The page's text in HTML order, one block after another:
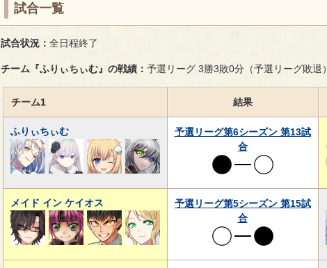
試合一覧
試合状況： 全日程終了
チーム『ふりぃちぃむ』の戦績： 予選リーグ 3勝3敗0分（予選リーグ敗退）
チーム1 結果
ふりぃちぃむ
予選リーグ第6シーズン 第13試
合
メイド イン ケイオス
予選リーグ第5シーズン 第15試
合